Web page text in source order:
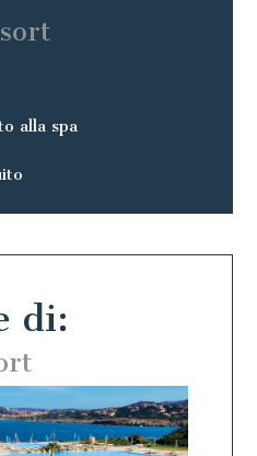
di:
alla spa